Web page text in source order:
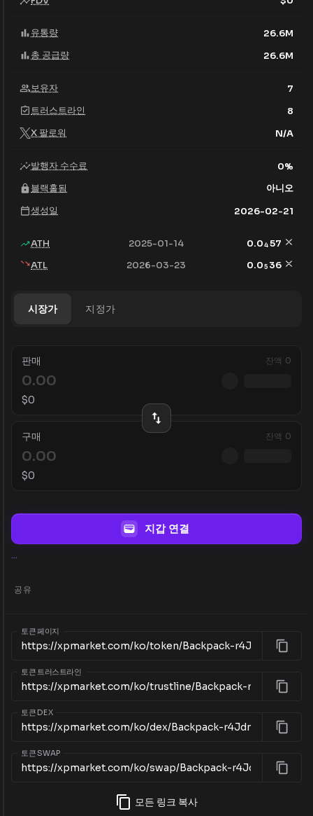
유통량
26.6M
총 공급량
26.6M
보유자
7
트러스트라인
8
X 팔로워
N/A
발행자 수수료 0%
블랙홀됨
아니오
생성일
2026-02-21
ATH 2025-01-14 0.0457
ATL
2026-03-23 0.05 36
시장가 지정가
판매 잔액 0
$0
구매 잔액 0
$0
지갑 연결
공유
토큰 페이지
토큰 트러스트라인
토큰 DEX
토큰 SWAP
모든 링크 복사